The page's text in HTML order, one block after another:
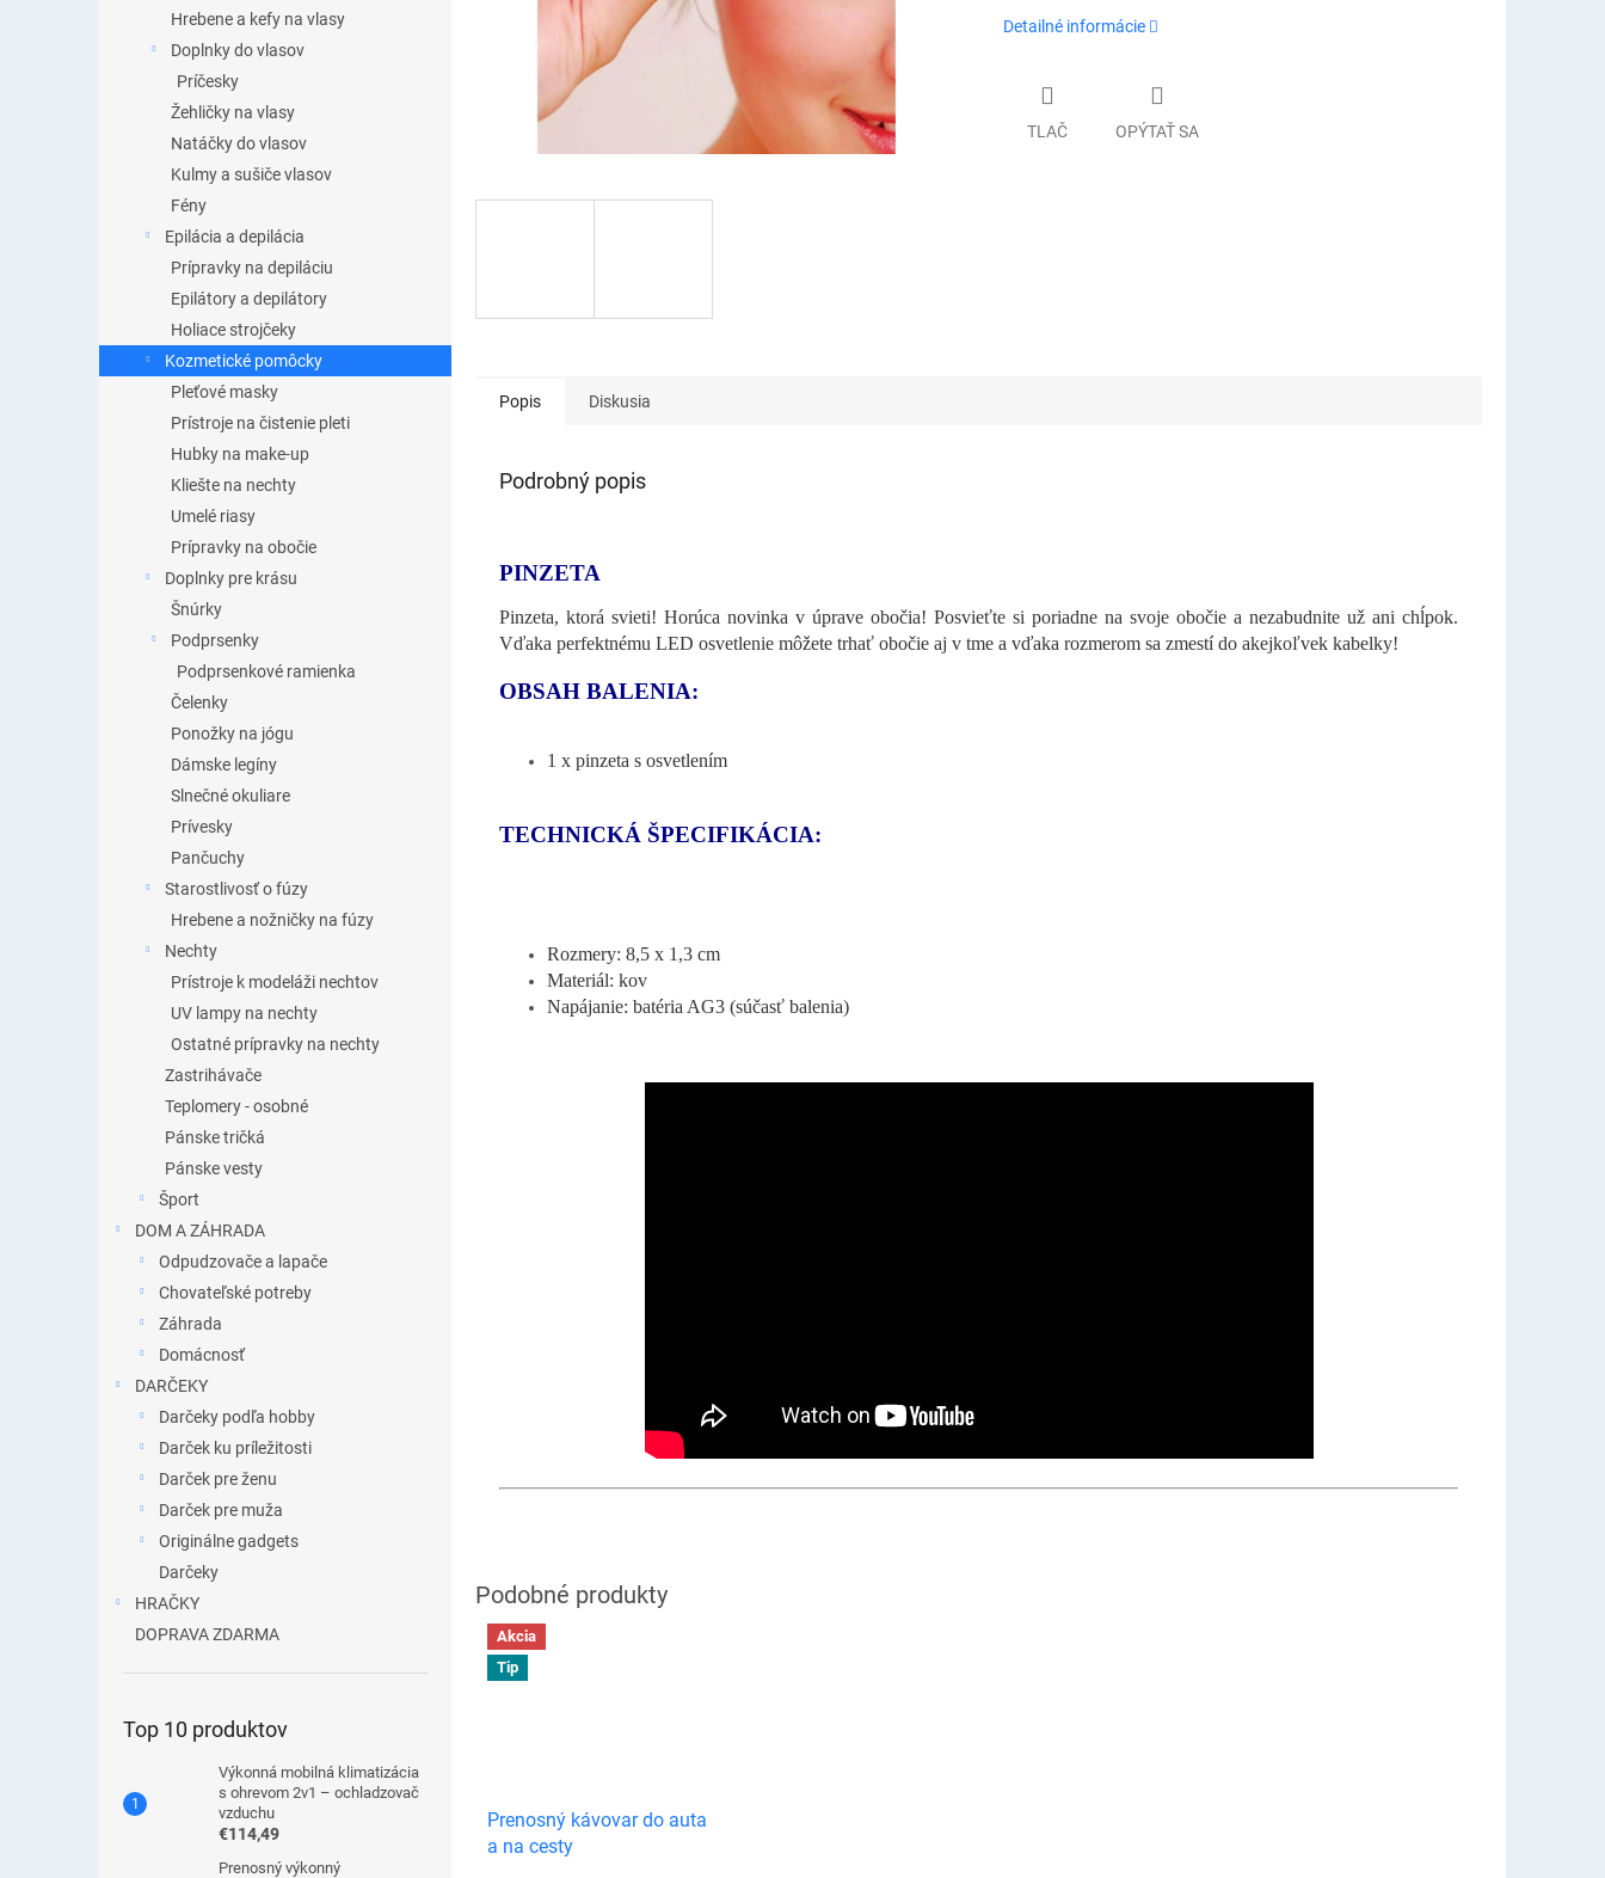
Hrebene a kefy na vlasy
Doplnky do vlasov
Príčesky
Žehličky na vlasy
Natáčky do vlasov
Kulmy a sušiče vlasov
Fény
Epilácia a depilácia
Prípravky na depiláciu
Epilátory a depilátory
Holiace strojčeky
Kozmetické pomôcky
Pleťové masky
Prístroje na čistenie pleti
Hubky na make-up
Kliešte na nechty
Umelé riasy
Prípravky na obočie
Doplnky pre krásu
Šnúrky
Podprsenky
Podprsenkové ramienka
Čelenky
Ponožky na jógu
Dámske legíny
Slnečné okuliare
Prívesky
Pančuchy
Starostlivosť o fúzy
Hrebene a nožničky na fúzy
Nechty
Prístroje k modeláži nechtov
UV lampy na nechty
Ostatné prípravky na nechty
Zastrihávače
Teplomery - osobné
Pánske tričká
Pánske vesty
Šport
DOM A ZÁHRADA
Odpudzovače a lapače
Chovateľské potreby
Záhrada
Domácnosť
DARČEKY
Darčeky podľa hobby
Darček ku príležitosti
Darček pre ženu
Darček pre muža
Originálne gadgets
Darčeky
HRAČKY
DOPRAVA ZDARMA
Top 10 produktov
Výkonná mobilná klimatizácia
s ohrevom 2v1 – ochladzovač
vzduchu
€114,49
Prenosný výkonný
Detailné informácie
TLAČ OPÝTAŤ SA
Popis Diskusia
Podrobný popis
PINZETA
Pinzeta, ktorá svieti! Horúca novinka v úprave obočia! Posvieťte si poriadne na svoje obočie a nezabudnite už ani chĺpok.
Vďaka perfektnému LED osvetlenie môžete trhať obočie aj v tme a vďaka rozmerom sa zmestí do akejkoľvek kabelky!
OBSAH BALENIA:
1 x pinzeta s osvetlením
TECHNICKÁ ŠPECIFIKÁCIA:
Rozmery: 8,5 x 1,3 cm
Materiál: kov
Napájanie: batéria AG3 (súčasť balenia)
Akcia
Tip
Prenosný kávovar do auta
a na cesty